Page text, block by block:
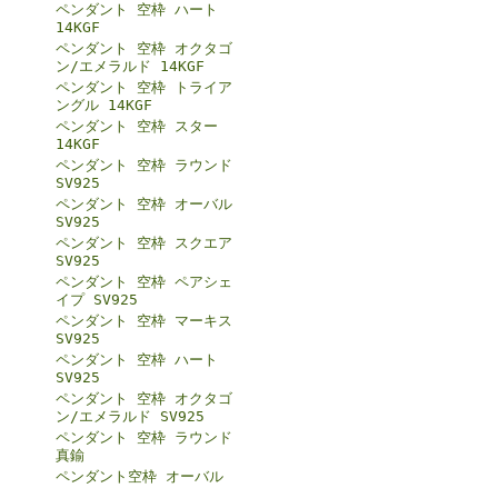
ペンダント 空枠 ハート
14KGF
ペンダント 空枠 オクタゴ
ン/エメラルド 14KGF
ペンダント 空枠 トライア
ングル 14KGF
ペンダント 空枠 スター
14KGF
ペンダント 空枠 ラウンド
SV925
ペンダント 空枠 オーバル
SV925
ペンダント 空枠 スクエア
SV925
ペンダント 空枠 ペアシェ
イプ SV925
ペンダント 空枠 マーキス
SV925
ペンダント 空枠 ハート
SV925
ペンダント 空枠 オクタゴ
ン/エメラルド SV925
ペンダント 空枠 ラウンド
真鍮
ペンダント空枠 オーバル